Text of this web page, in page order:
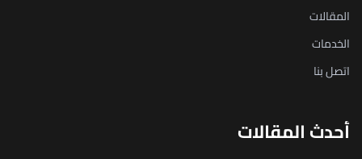
المقالات
الخدمات
اتصل بنا
أحدث المقالات